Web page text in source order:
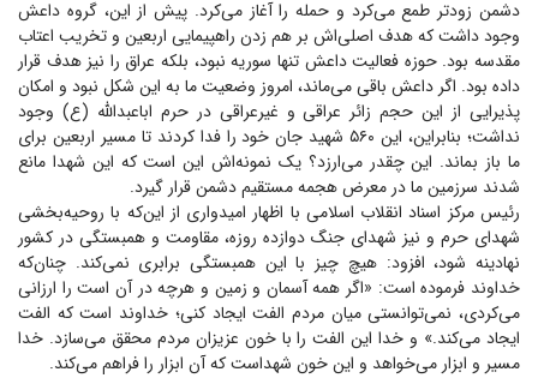
دشمن زودتر طمع می‌کرد و حمله را آغاز می‌کرد. پیش از این، گروه داعش
وجود داشت که هدف اصلی‌اش بر هم زدن راهپیمایی اربعین و تخریب اعتاب
مقدسه بود. حوزه فعالیت داعش تنها سوریه نبود، بلکه عراق را نیز هدف قرار
داده بود. اگر داعش باقی می‌ماند، امروز وضعیت ما به این شکل نبود و امکان
پذیرایی از این حجم زائر عراقی و غیرعراقی در حرم اباعبدالله (ع) وجود
نداشت؛ بنابراین، این ۵۶۰ شهید جان خود را فدا کردند تا مسیر اربعین برای
ما باز بماند. این چقدر می‌ارزد؟ یک نمونه‌اش این است که این شهدا مانع
شدند سرزمین ما در معرض هجمه مستقیم دشمن قرار گیرد.
رئیس مرکز اسناد انقلاب اسلامی با اظهار امیدواری از این‌که با روحیه‌بخشی
شهدای حرم و نیز شهدای جنگ دوازده روزه، مقاومت و همبستگی در کشور
نهادینه شود، افزود: هیچ چیز با این همبستگی برابری نمی‌کند. چنان‌که
خداوند فرموده است: «اگر همه آسمان و زمین و هرچه در آن است را ارزانی
می‌کردی، نمی‌توانستی میان مردم الفت ایجاد کنی؛ خداوند است که الفت
ایجاد می‌کند.» و خدا این الفت را با خون عزیزان مردم محقق می‌سازد. خدا
مسیر و ابزار می‌خواهد و این خون شهداست که آن ابزار را فراهم می‌کند.